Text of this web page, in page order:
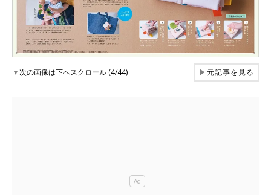
▼次の画像は下へスクロール (4/44) ▶元記事を見る